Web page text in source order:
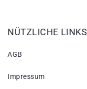
NÜTZLICHE LINKS
AGB
Impressum